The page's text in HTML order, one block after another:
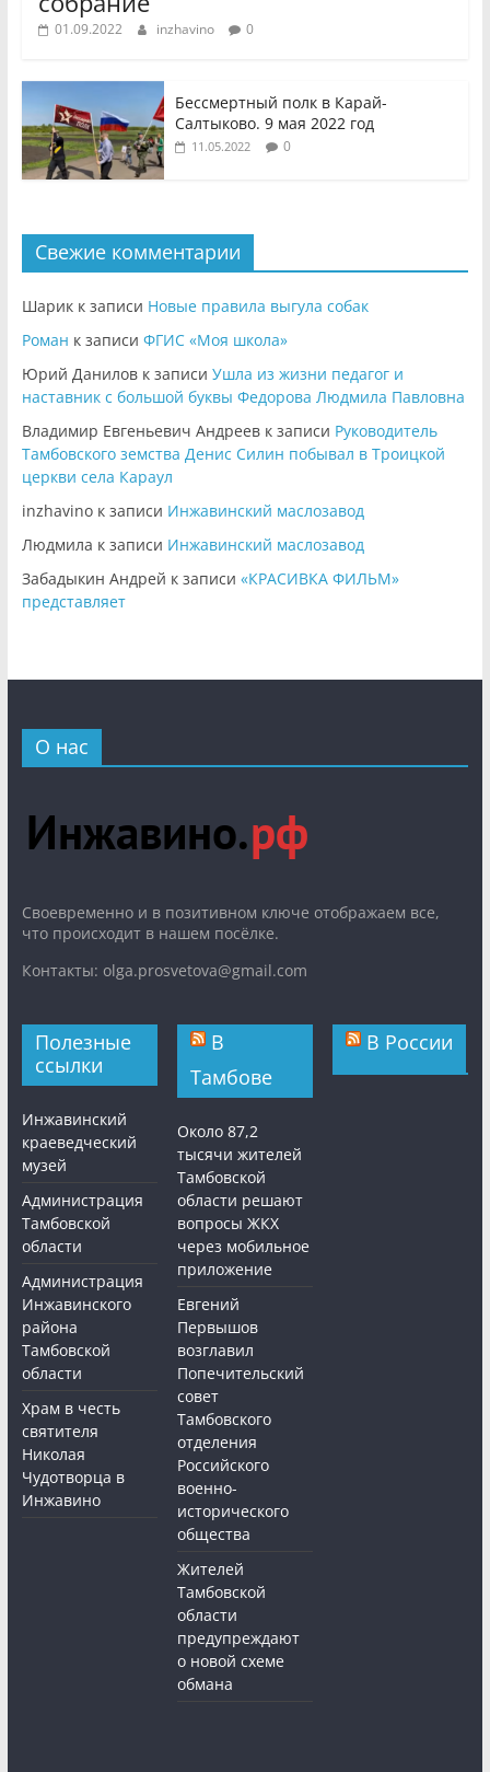
01.09.2022 inzhavino 0
Бессмертный полк в Карай-
Салтыково. 9 мая 2022 год
11.05.2022 0
Свежие комментарии
Шарикк записи Новые правила выгула собак
Роман к записи ФГИС «Моя школа»
Юрий Даниловк записи Ушла из жизни педагог и
наставник с большой буквы Федорова Людмила Павловна
Владимир Евгеньевич Андреевк записи Руководитель
Тамбовского земства Денис Силин побывал в Троицкой
церкви села Караул
inzhavinoк записи Инжавинский маслозавод
Людмила к записи Инжавинский маслозавод
Забадыкин Андрей к записи «КРАСИВКА ФИЛЬМ»
представляет
О нас
Cвоевременно и в позитивном ключе отображаем все,
что происходит в нашем посёлке.
Контакты: olga.prosvetova@gmail.com
Полезные
ссылки
Инжавинский
краеведческий
музей
Администрация
Тамбовской
области
Администрация
Инжавинского
района
Тамбовской
области
Храм в честь
святителя
Николая
Чудотворца в
Инжавино
В
Тамбове
Около 87,2
тысячи жителей
Тамбовской
области решают
вопросы ЖКХ
через мобильное
приложение
Евгений
Первышов
возглавил
Попечительский
совет
Тамбовского
отделения
Российского
военно-
исторического
общества
Жителей
Тамбовской
области
предупреждают
о новой схеме
обмана
В России